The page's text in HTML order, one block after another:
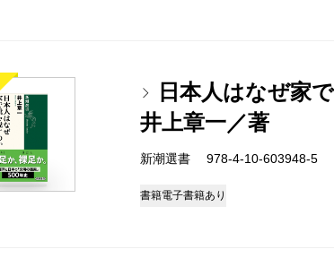
日本人はなぜ家
井上章一／著
新潮選書 978-4-10-603948-5
書籍電子書籍あり